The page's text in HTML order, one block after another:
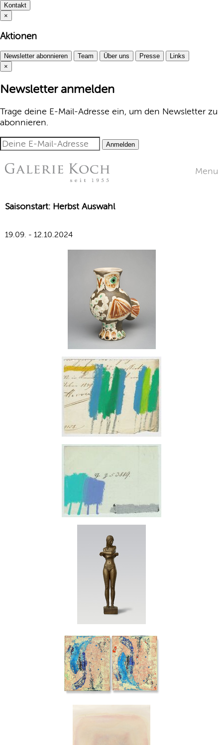
Kontakt
×
Aktionen
Newsletter abonnieren Team Über uns Presse
Links
×
Newsletter anmelden
Trage deine E-Mail-Adresse ein, um den Newsletter zu
abonnieren.
Anmelden
Menu
Saisonstart: Herbst Auswahl
19.09. - 12.10.2024